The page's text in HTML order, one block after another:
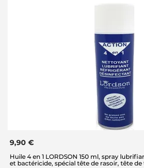
9,90 €
Huile 4 en 1 LORDSON 150 ml, spray
et bactéricide, spécial tête de rasoir, tête